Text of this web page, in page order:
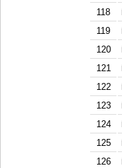
118
119
120
121
122
123
124
125
126